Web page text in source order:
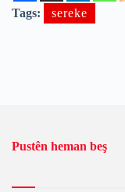
Tags: sereke
Pustên heman beş